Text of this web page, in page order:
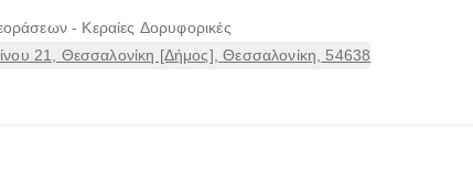
- Κεραίες Δορυφορικές
21, Θεσσαλονίκη [Δήμος], Θεσσαλονίκη, 54638